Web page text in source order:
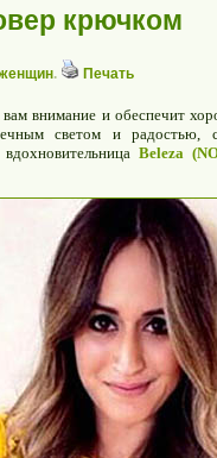
крючком
. Печать
внимание и обеспечит
светом и радостью,
вдохновительницаBeleza